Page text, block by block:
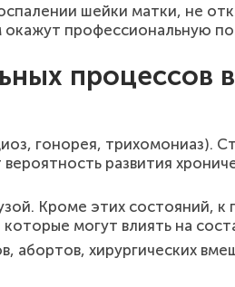
шейки матки, не
профессиональную
процессов
гонорея, трихомониаз).
развития
Кроме этих состояний,
могут влиять на
хирургических